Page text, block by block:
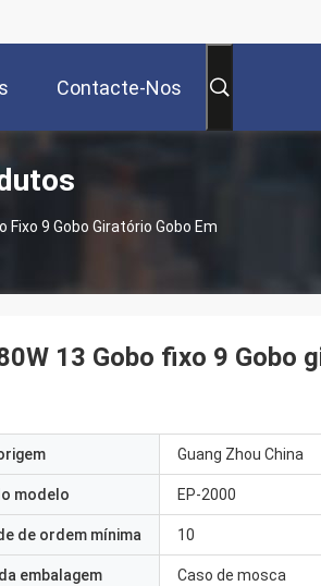
Contacte-Nos
Fixo 9 Gobo Giratório Gobo Em
13 Gobo fixo 9 Gobo
Guang Zhou China
modelo EP-2000
de ordem mínima 10
embalagem Caso de mosca